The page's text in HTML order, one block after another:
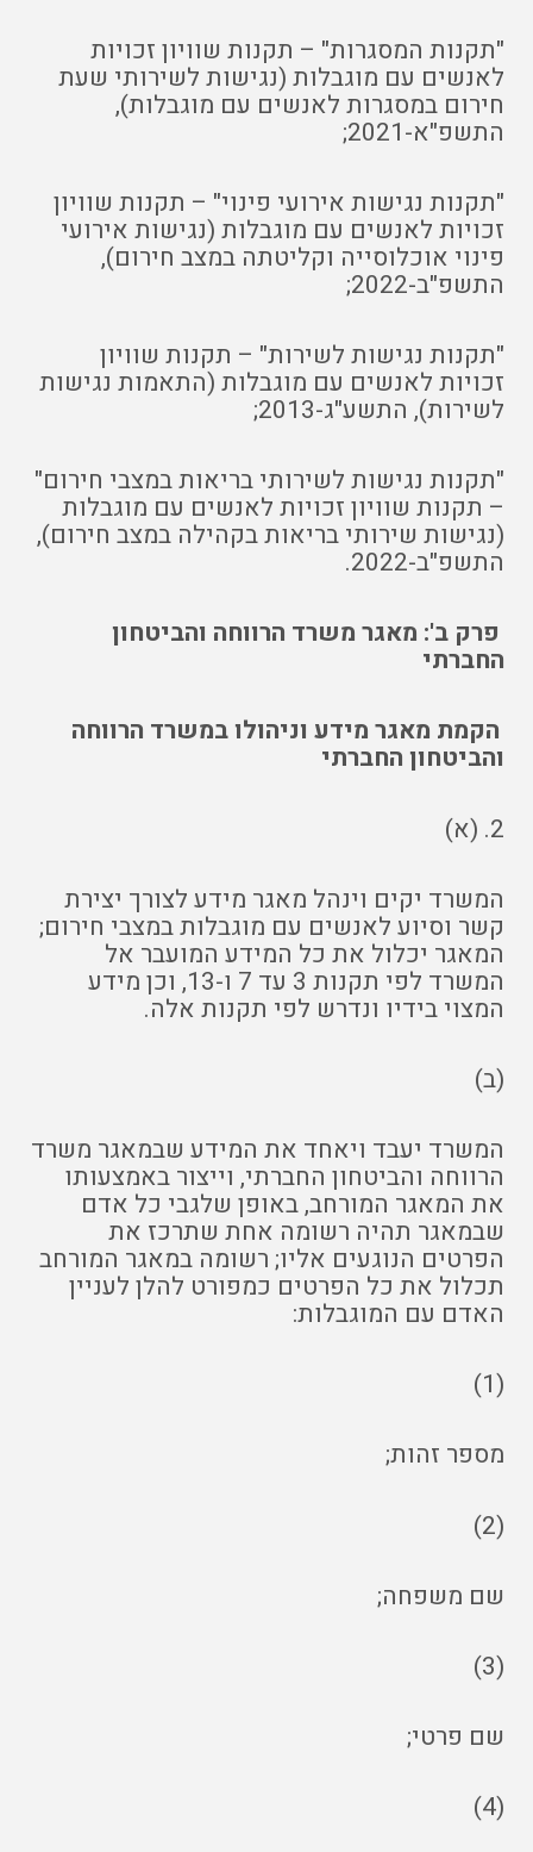
"תקנות המסגרות" – תקנות שוויון זכויות
לאנשים עם מוגבלות (נגישות לשירותי שעת
חירום במסגרות לאנשים עם מוגבלות),
התשפ"א-2021;
"תקנות נגישות אירועי פינוי" – תקנות שוויון
זכויות לאנשים עם מוגבלות (נגישות אירועי
פינוי אוכלוסייה וקליטתה במצב חירום),
התשפ"ב-2022;
"תקנות נגישות לשירות" – תקנות שוויון
זכויות לאנשים עם מוגבלות (התאמות נגישות
לשירות), התשע"ג-2013;
"תקנות נגישות לשירותי בריאות במצבי חירום"
– תקנות שוויון זכויות לאנשים עם מוגבלות
(נגישות שירותי בריאות בקהילה במצב חירום),
התשפ"ב-2022.
פרק ב': מאגר משרד הרווחה והביטחון
החברתי
הקמת מאגר מידע וניהולו במשרד הרווחה
והביטחון החברתי
2. (א)
המשרד יקים וינהל מאגר מידע לצורך יצירת
קשר וסיוע לאנשים עם מוגבלות במצבי חירום;
המאגר יכלול את כל המידע המועבר אל
המשרד לפי תקנות 3 עד 7 ו-13, וכן מידע
המצוי בידיו ונדרש לפי תקנות אלה.
(ב)
המשרד יעבד ויאחד את המידע שבמאגר משרד
הרווחה והביטחון החברתי, וייצור באמצעותו
את המאגר המורחב, באופן שלגבי כל אדם
שבמאגר תהיה רשומה אחת שתרכז את
הפרטים הנוגעים אליו; רשומה במאגר המורחב
תכלול את כל הפרטים כמפורט להלן לעניין
האדם עם המוגבלות:
(1)
מספר זהות;
(2)
שם משפחה;
(3)
שם פרטי;
(4)